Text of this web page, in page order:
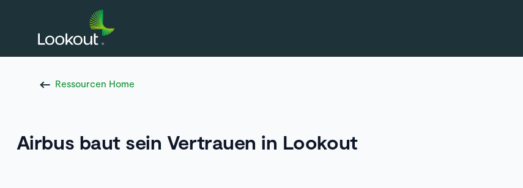
Ressourcen Home
Airbus baut sein Vertrauen in Lookout